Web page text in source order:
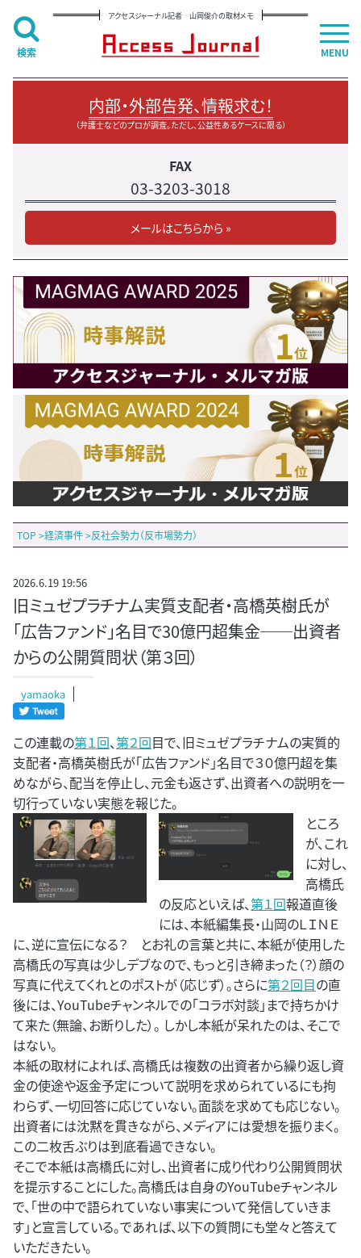
アクセスジャーナル記者 山岡俊介の取材メモ
内部・外部告発、情報求む！
（弁護士などのプロが調査。ただし、公益性あるケースに限る）
FAX
03-3203-3018
メールはこちらから »
TOP >経済事件>反社会勢力（反市場勢力）
2026.6.19 19:56
旧ミュゼプラチナム実質支配者・高橋英樹氏が
「広告ファンド」名目で30億円超集金──出資者
からの公開質問状（第３回）
yamaoka
この連載の第１回、第２回目で、旧ミュゼプラチナムの実質的
支配者・高橋英樹氏が「広告ファンド」名目で３０億円超を集
めながら、配当を停止し、元金も返さず、出資者への説明を一
切行っていない実態を報じた。
ところ
が、これ
に対し、
高橋氏
の反応といえば、第１回報道直後
には、本紙編集長・山岡のＬＩＮＥ
に、逆に宣伝になる？ とお礼の言葉と共に、本紙が使用した
高橋氏の写真は少しデブなので、もっと引き締まった（？）顔の
写真に代えてくれとのポストが（応じず）。さらに第２回目の直
後には、YouTubeチャンネルでの「コラボ対談」まで持ちかけ
て来た（無論、お断りした）。 しかし本紙が呆れたのは、そこで
はない。
本紙の取材によれば、高橋氏は複数の出資者から繰り返し資
金の使途や返金予定について説明を求められているにも拘
わらず、一切回答に応じていない。面談を求めても応じない。
出資者には沈黙を貫きながら、メディアには愛想を振りまく。
この二枚舌ぶりは到底看過できない。
そこで本紙は高橋氏に対し、出資者に成り代わり公開質問状
を提示することにした。高橋氏は自身のYouTubeチャンネル
で、「世の中で語られていない事実について発信していきま
す」と宣言している。であれば、以下の質問にも堂々と答えて
いただきたい。
MENU
検索